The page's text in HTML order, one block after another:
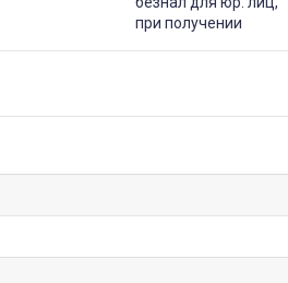
при получении